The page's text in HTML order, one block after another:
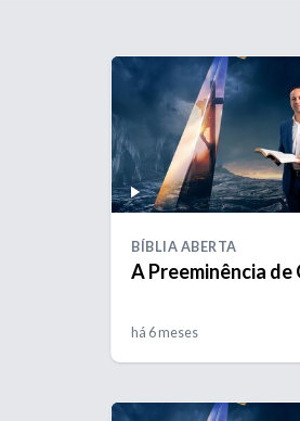
BÍBLIA ABERTA
A Preeminência de
há 6 meses